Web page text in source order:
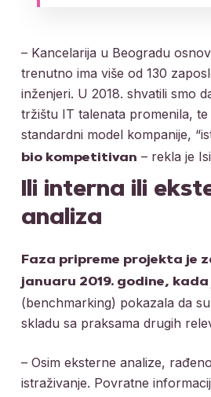
– Kancelarija u Beogradu
trenutno ima više od 130
inženjeri. U 2018. shvatili smo
tržištu IT talenata promenila, te
standardni model kompanije,
bio kompetitivan – rekla je
Ili interna ili
analiza
Faza pripreme projekta je
januaru 2019. godine,
(benchmarking) pokazala da
skladu sa praksama drugih
– Osim eksterne analize,
istraživanje. Povratne